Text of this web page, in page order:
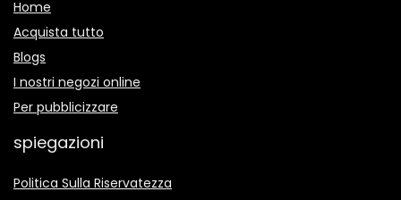
Home
Acquista tutto
Blogs
I nostri negozi online
Per pubblicizzare
spiegazioni
Politica Sulla Riservatezza